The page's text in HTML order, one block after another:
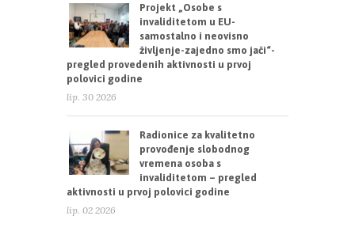
Projekt „Osobe s
invaliditetom u EU-
samostalno i neovisno
življenje-zajedno smo jači“-
pregled provedenih aktivnosti u prvoj
polovici godine
lip. 30 2026
Radionice za kvalitetno
provođenje slobodnog
vremena osoba s
invaliditetom – pregled
aktivnosti u prvoj polovici godine
lip. 02 2026